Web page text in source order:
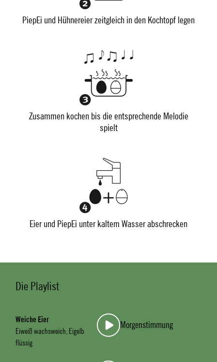
PiepEi und Hühnereier zeitgleich in den Kochtopf legen
Zusammen kochen bis die entsprechende Melodie
spielt
Eier und PiepEi unter kaltem Wasser abschrecken
Die Playlist
Weiche Eier
Eiweiß wachsweich, Eigelb
flüssig
Morgenstimmung